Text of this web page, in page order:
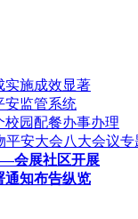
实施成效显著
安监管系统
园配餐办事办理
平安大会八大会议专
会展社区开展
通知布告纵览